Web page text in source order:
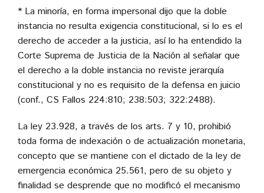
* La minoría, en forma impersonal dijo que la doble
instancia no resulta exigencia constitucional, si lo es el
derecho de acceder a la justicia, así lo ha entendido la
Corte Suprema de Justicia de la Nación al señalar que
el derecho a la doble instancia no reviste jerarquía
constitucional y no es requisito de la defensa en juicio
(conf., CS Fallos 224:810; 238:503; 322:2488).
La ley 23.928, a través de los arts. 7 y 10, prohibió
toda forma de indexación o de actualización monetaria,
concepto que se mantiene con el dictado de la ley de
emergencia económica 25.561, pero de su objeto y
finalidad se desprende que no modificó el mecanismo